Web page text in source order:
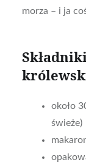
morza – i ja
około
świeże)